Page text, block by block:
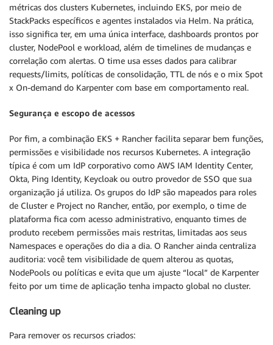
métricas dos clusters Kubernetes, incluindo EKS, por meio de
StackPacks específicos e agentes instalados via Helm. Na prática,
isso significa ter, em uma única interface, dashboards prontos por
cluster, NodePool e workload, além de timelines de mudanças e
correlação com alertas. O time usa esses dados para calibrar
requests/limits, políticas de consolidação, TTL de nós e o mix Spot
x On-demand do Karpenter com base em comportamento real.
Segurança e escopo de acessos
Por fim, a combinação EKS + Rancher facilita separar bem funções,
permissões e visibilidade nos recursos Kubernetes. A integração
típica é com um IdP corporativo como AWS IAM Identity Center,
Okta, Ping Identity, Keycloak ou outro provedor de SSO que sua
organização já utiliza. Os grupos do IdP são mapeados para roles
de Cluster e Project no Rancher, então, por exemplo, o time de
plataforma fica com acesso administrativo, enquanto times de
produto recebem permissões mais restritas, limitadas aos seus
Namespaces e operações do dia a dia. O Rancher ainda centraliza
auditoria: você tem visibilidade de quem alterou as quotas,
NodePools ou políticas e evita que um ajuste “local” de Karpenter
feito por um time de aplicação tenha impacto global no cluster.
Cleaning up
Para remover os recursos criados: